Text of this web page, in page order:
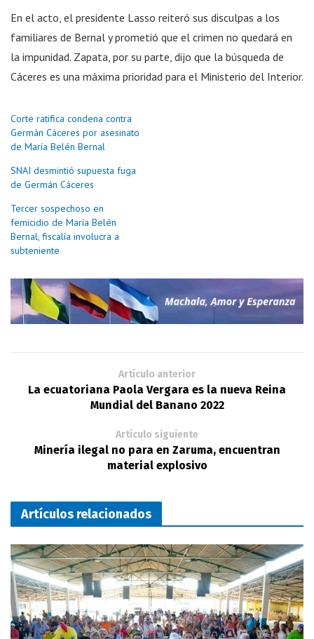
En el acto, el presidente Lasso reiteró sus disculpas a los
familiares de Bernal y prometió que el crimen no quedará en
la impunidad. Zapata, por su parte, dijo que la búsqueda de
Cáceres es una máxima prioridad para el Ministerio del Interior.
Corte ratifica condena contra
Germán Cáceres por asesinato
de María Belén Bernal
SNAI desmintió supuesta fuga
de Germán Cáceres
Tercer sospechoso en
femicidio de María Belén
Bernal, fiscalía involucra a
subteniente
Artículo anterior
La ecuatoriana Paola Vergara es la nueva Reina
Mundial del Banano 2022
Artículo siguiente
Minería ilegal no para en Zaruma, encuentran
material explosivo
Artículos relacionados